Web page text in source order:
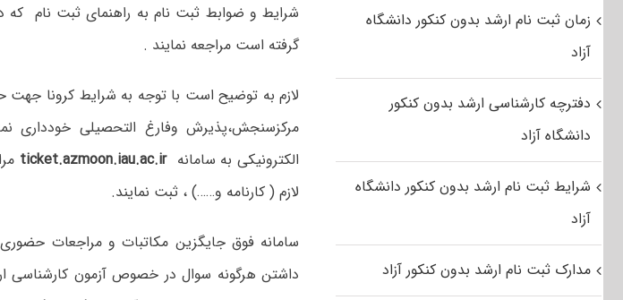
شرایط و ضوابط ثبت نام به راهنمای ثبت نام
گرفته است مراجعه نمایند .
لازم به توضیح است با توجه به شرایط کرونا جهت
مرکزسنجش،پذیرش وفارغ التحصیلی خودداری
الکترونیکی به سامانهticket.azmoon.iau.ac.ir
لازم ( کارنامه و……) ، ثبت نمایند.
سامانه فوق جایگزین مکاتبات و مراجعات
داشتن هرگونه سوال در خصوص آزمون کارشناسی
زمان ثبت نام ارشد بدون کنکور دانشگاه
آزاد
دفترچه کارشناسی ارشد بدون کنکور
دانشگاه آزاد
شرایط ثبت نام ارشد بدون کنکور دانشگاه
آزاد
مدارک ثبت نام ارشد بدون کنکور آزاد